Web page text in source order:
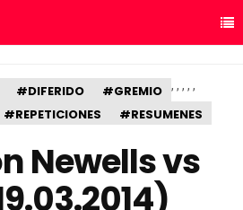
,
#DIFERIDO ,
#GREMIO ,,
#REPETICIONES
,
#RESUMENES
Newells vs